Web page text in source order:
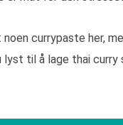
currypaste her,
til å lage thai curry